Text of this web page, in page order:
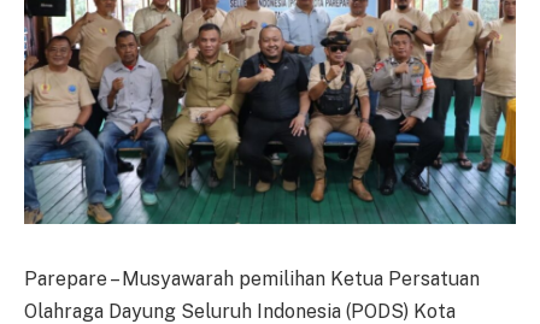
Parepare – Musyawarah pemilihan Ketua Persatuan
Olahraga Dayung Seluruh Indonesia (PODS) Kota